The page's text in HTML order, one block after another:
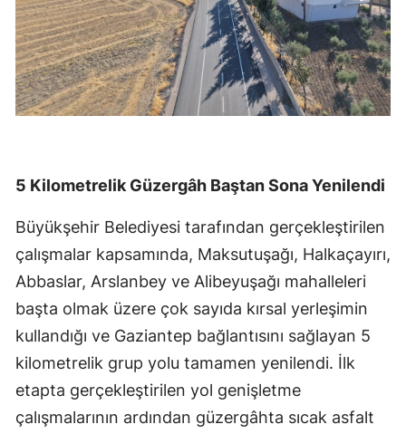
5 Kilometrelik Güzergâh Baştan Sona Yenilendi
Büyükşehir Belediyesi tarafından gerçekleştirilen
çalışmalar kapsamında, Maksutuşağı, Halkaçayırı,
Abbaslar, Arslanbey ve Alibeyuşağı mahalleleri
başta olmak üzere çok sayıda kırsal yerleşimin
kullandığı ve Gaziantep bağlantısını sağlayan 5
kilometrelik grup yolu tamamen yenilendi. İlk
etapta gerçekleştirilen yol genişletme
çalışmalarının ardından güzergâhta sıcak asfalt